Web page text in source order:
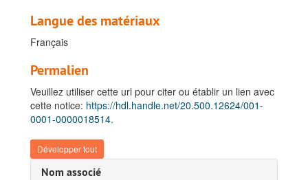
Langue des matériaux
Français
Permalien
Veuillez utiliser cette url pour citer ou établir un lien avec
cette notice: https://hdl.handle.net/20.500.12624/001-
0001-0000018514.
Développer tout
Nom associé